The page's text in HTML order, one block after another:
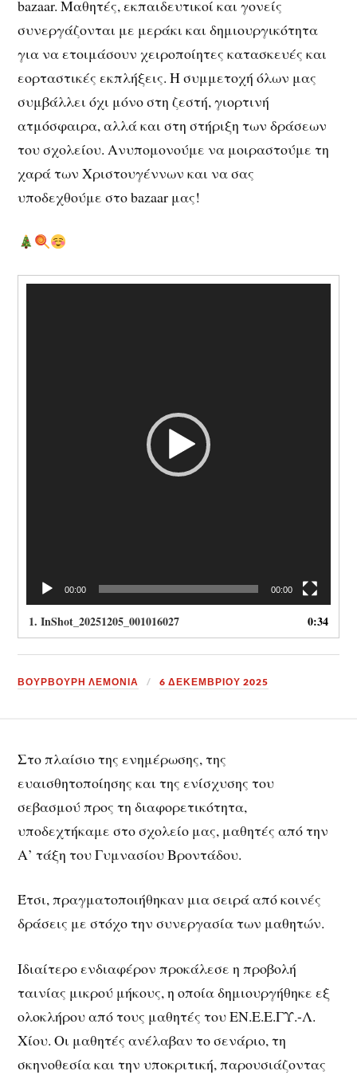
bazaar. Μαθητές, εκπαιδευτικοί και γονείς
συνεργάζονται με μεράκι και δημιουργικότητα
για να ετοιμάσουν χειροποίητες κατασκευές και
εορταστικές εκπλήξεις. Η συμμετοχή όλων μας
συμβάλλει όχι μόνο στη ζεστή, γιορτινή
ατμόσφαιρα, αλλά και στη στήριξη των δράσεων
του σχολείου. Ανυπομονούμε να μοιραστούμε τη
χαρά των Χριστουγέννων και να σας
υποδεχθούμε στο bazaar μας!
00:00 00:00
1.InShot_20251205_001016027 0:34
ΒΟΥΡΒΟΥΡΗ ΛΕΜΟΝΙΑ 6 ΔΕΚΕΜΒΡΊΟΥ 2025
Στο πλαίσιο της ενημέρωσης, της
ευαισθητοποίησης και της ενίσχυσης του
σεβασμού προς τη διαφορετικότητα,
υποδεχτήκαμε στο σχολείο μας, μαθητές από την
Α’ τάξη του Γυμνασίου Βροντάδου.
Έτσι, πραγματοποιήθηκαν μια σειρά από κοινές
δράσεις με στόχο την συνεργασία των μαθητών.
Ιδιαίτερο ενδιαφέρον προκάλεσε η προβολή
ταινίας μικρού μήκους, η οποία δημιουργήθηκε εξ
ολοκλήρου από τους μαθητές του ΕΝ.Ε.Ε.ΓΥ.-Λ.
Χίου. Οι μαθητές ανέλαβαν το σενάριο, τη
σκηνοθεσία και την υποκριτική, παρουσιάζοντας